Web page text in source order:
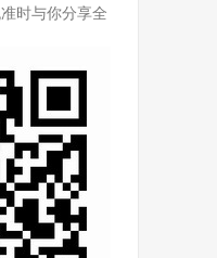
时与你分享全